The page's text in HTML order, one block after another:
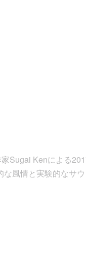
Sugai Kenによる
風情と実験的なサ